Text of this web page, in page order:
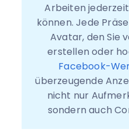
Arbeiten
können. Jede
Avatar, den Sie
erstellen oder
Facebook-
überzeugende
nicht nur
sondern auch